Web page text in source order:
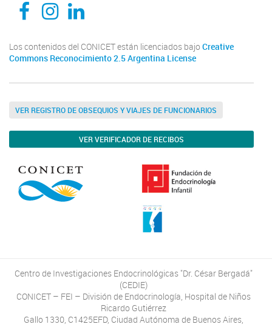
Los contenidos del CONICET están licenciados bajo Creative
Commons Reconocimiento 2.5 Argentina License
VER REGISTRO DE OBSEQUIOS Y VIAJES DE FUNCIONARIOS
VER VERIFICADOR DE RECIBOS
Centro de Investigaciones Endocrinológicas "Dr. César Bergadá"
(CEDIE)
CONICET – FEI – División de Endocrinología, Hospital de Niños
Ricardo Gutiérrez
Gallo 1330, C1425EFD, Ciudad Autónoma de Buenos Aires,